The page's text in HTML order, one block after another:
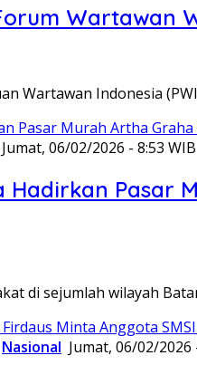
Wartawan
Wartawan Indonesia
Jumat, 06/02/2026 - 8:53 WIB
Hadirkan Pasar
di sejumlah wilayah
Nasional Jumat, 06/02/2026